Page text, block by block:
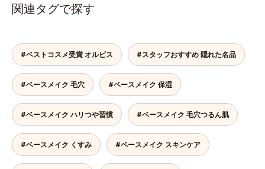
関連タグで探す
#ベストコスメ受賞 オルビス #スタッフおすすめ 隠れた名品
#ベースメイク 毛穴 #ベースメイク 保湿
#ベースメイク ハリつや習慣 #ベースメイク 毛穴つるん肌
#ベースメイク くすみ #ベースメイク スキンケア